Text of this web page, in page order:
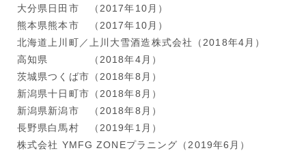
大分県日田市 （2017年10月）
熊本県熊本市 （2017年10月）
北海道上川町／上川大雪酒造株式会社（2018年4月）
高知県 （2018年4月）
茨城県つくば市（2018年8月）
新潟県十日町市（2018年8月）
新潟県新潟市 （2018年8月）
長野県白馬村 （2019年1月）
株式会社 YMFG ZONEプラニング（2019年6月）